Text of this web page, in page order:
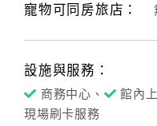
客
絡
單
寵物可同房旅店：
設施與服務：
商務中心、 館內
現場刷卡服務